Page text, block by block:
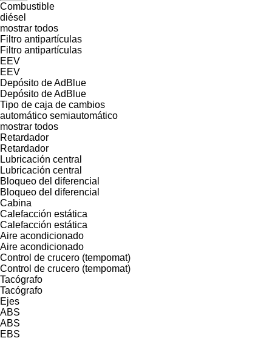
Combustible
diésel
mostrar todos
Filtro antipartículas
Filtro antipartículas
EEV
EEV
Depósito de AdBlue
Depósito de AdBlue
Tipo de caja de cambios
automático semiautomático
mostrar todos
Retardador
Retardador
Lubricación central
Lubricación central
Bloqueo del diferencial
Bloqueo del diferencial
Cabina
Calefacción estática
Calefacción estática
Aire acondicionado
Aire acondicionado
Control de crucero (tempomat)
Control de crucero (tempomat)
Tacógrafo
Tacógrafo
Ejes
ABS
ABS
EBS